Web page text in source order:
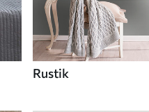
Rustik